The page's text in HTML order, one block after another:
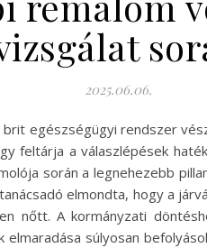
2025.06.06.
egészségügyi rendszer
feltárja a válaszlépések
során a legnehezebb
elmondta, hogy a
nőtt. A kormányzati
súlyosan